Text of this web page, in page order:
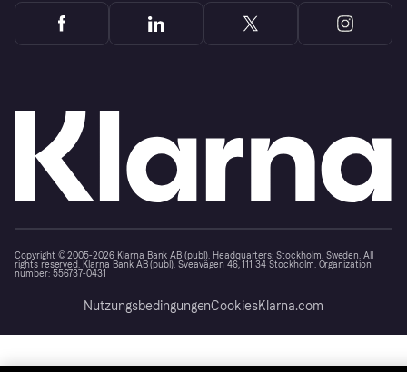
Copyright © 2005-2026 Klarna Bank AB (publ). Headquarters: Stockholm, Sweden. All
rights reserved. Klarna Bank AB (publ). Sveavägen 46, 111 34 Stockholm. Organization
number: 556737-0431
NutzungsbedingungenCookiesKlarna.com